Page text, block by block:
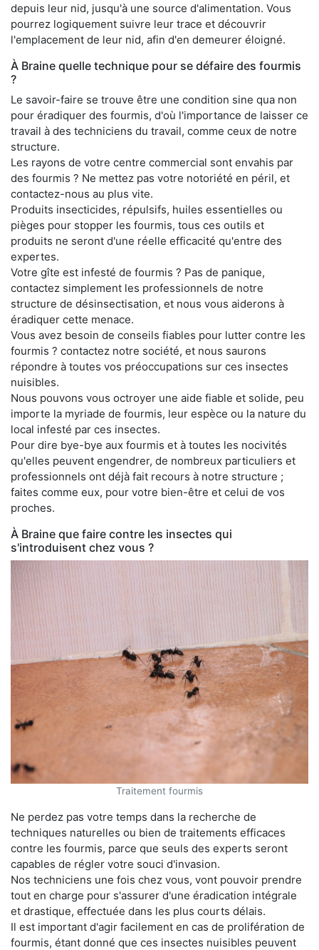
depuis leur nid, jusqu'à une source d'alimentation. Vous
pourrez logiquement suivre leur trace et découvrir
l'emplacement de leur nid, afin d'en demeurer éloigné.
À Braine quelle technique pour se défaire des fourmis
?
Le savoir-faire se trouve être une condition sine qua non
pour éradiquer des fourmis, d'où l'importance de laisser ce
travail à des techniciens du travail, comme ceux de notre
structure.
Les rayons de votre centre commercial sont envahis par
des fourmis ? Ne mettez pas votre notoriété en péril, et
contactez-nous au plus vite.
Produits insecticides, répulsifs, huiles essentielles ou
pièges pour stopper les fourmis, tous ces outils et
produits ne seront d'une réelle efficacité qu'entre des
expertes.
Votre gîte est infesté de fourmis ? Pas de panique,
contactez simplement les professionnels de notre
structure de désinsectisation, et nous vous aiderons à
éradiquer cette menace.
Vous avez besoin de conseils fiables pour lutter contre les
fourmis ? contactez notre société, et nous saurons
répondre à toutes vos préoccupations sur ces insectes
nuisibles.
Nous pouvons vous octroyer une aide fiable et solide, peu
importe la myriade de fourmis, leur espèce ou la nature du
local infesté par ces insectes.
Pour dire bye-bye aux fourmis et à toutes les nocivités
qu'elles peuvent engendrer, de nombreux particuliers et
professionnels ont déjà fait recours à notre structure ;
faites comme eux, pour votre bien-être et celui de vos
proches.
À Braine que faire contre les insectes qui
s'introduisent chez vous ?
Traitement fourmis
Ne perdez pas votre temps dans la recherche de
techniques naturelles ou bien de traitements efficaces
contre les fourmis, parce que seuls des experts seront
capables de régler votre souci d'invasion.
Nos techniciens une fois chez vous, vont pouvoir prendre
tout en charge pour s'assurer d'une éradication intégrale
et drastique, effectuée dans les plus courts délais.
Il est important d'agir facilement en cas de prolifération de
fourmis, étant donné que ces insectes nuisibles peuvent